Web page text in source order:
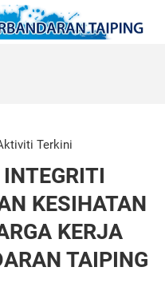
Terkini
KESIHATAN
KERJA
TAIPING